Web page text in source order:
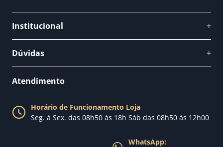
Institucional +
Fale conosco
Nossa loja
Dúvidas +
Política de Trocas
Política de Entrega
Atendimento
Horário de Funcionamento Loja
Seg. à Sex. das 08h50 às 18h Sáb das 08h50 às 12h00
WhatsApp: